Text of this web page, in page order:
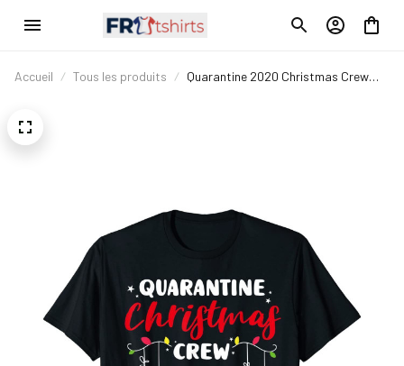
Accueil Tous les produits
Quarantine 2020 Christmas Crew